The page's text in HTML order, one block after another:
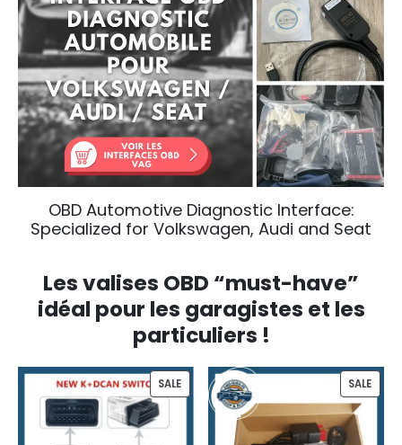
OBD Automotive Diagnostic Interface:
Specialized for Volkswagen, Audi and Seat
Les valises OBD “must-have”
idéal pour les garagistes et les
particuliers !
SALE SALE